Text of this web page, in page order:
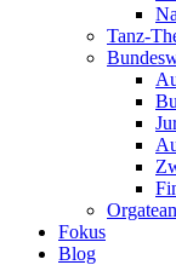
Tanz-
Fokus
Blog